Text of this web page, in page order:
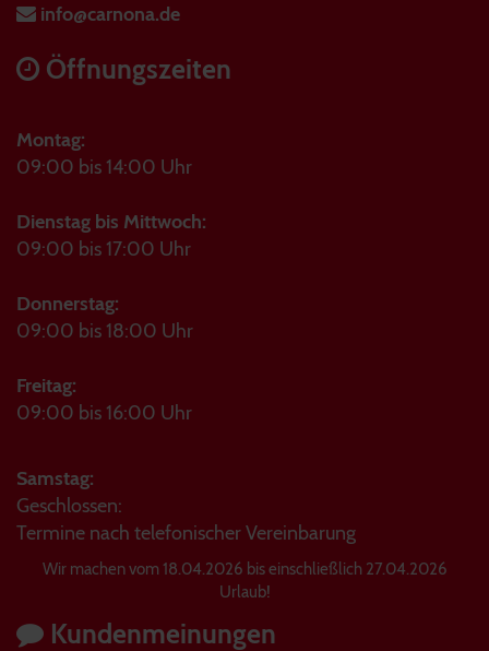
info@carnona.de
Öffnungszeiten
Montag:
09:00 bis 14:00 Uhr
Dienstag bis Mittwoch:
09:00 bis 17:00 Uhr
Donnerstag:
09:00 bis 18:00 Uhr
Freitag:
09:00 bis 16:00 Uhr
Samstag:
Geschlossen:
Termine nach telefonischer Vereinbarung
Wir machen vom 18.04.2026 bis einschließlich 27.04.2026
Urlaub!
Kundenmeinungen